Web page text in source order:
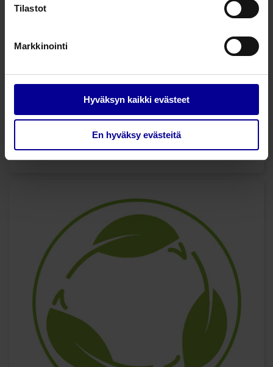
Tilastot
Markkinointi
Hyväksyn kaikki evästeet
En hyväksy evästeitä
• Ei sidosvaihtoja
• Parempi arpikudos
• Ei allergisoivia ainesosia